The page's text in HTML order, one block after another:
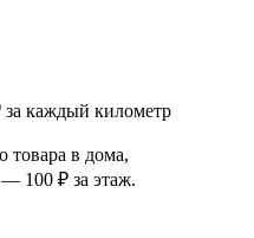
каждый километр
товара в дома,
100 ₽ за этаж.